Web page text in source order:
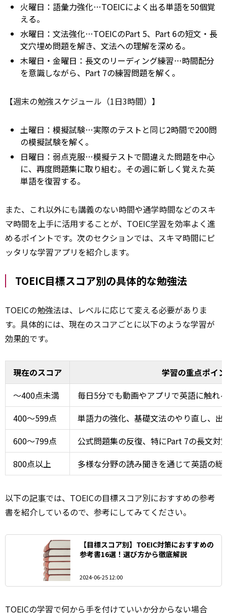
火曜日：語彙力強化…TOEICによく出る単語を50個覚
える。
水曜日：文法強化…TOEICのPart 5、Part 6の短文・長
文穴埋め問題を解き、文法への理解を深める。
木曜日・金曜日：長文のリーディング練習…時間配分
を意識しながら、Part 7の練習問題を解く。
【週末の勉強スケジュール（1日3時間）】
土曜日：模擬試験…実際のテストと同じ2時間で200問
の模擬試験を解く。
日曜日：弱点克服…模擬テストで間違えた問題を中心
に、再度問題集に取り組む。その週に新しく覚えた英
単語を復習する。
また、これ以外にも講義のない時間や通学時間などのスキ
マ時間を上手に活用することが、TOEIC学習を効率よく進
めるポイントです。次のセクションでは、スキマ時間にピ
ッタリな学習アプリを紹介します。
TOEIC目標スコア別の具体的な勉強法
TOEICの勉強法は、レベルに応じて変える必要がありま
す。具体的には、現在のスコアごとに以下のような学習が
効果的です。
現在のスコア
学習の重点ポイ
〜400点未満
毎日5分でも動画やアプリで英語に触れ
400〜599点
単語力の強化、基礎文法のやり直し、出
600〜799点
公式問題集の反復、特にPart 7の長文対
800点以上
多様な分野の読み聞きを通じて英語の総
以下の記事では、TOEICの目標スコア別におすすめの参考
書を紹介しているので、参考にしてみてください。
【目標スコア別】TOEIC対策におすすめの
参考書16選！選び方から徹底解説
2024-06-25 12:00
TOEICの学習で何から手を付けていいか分からない場合